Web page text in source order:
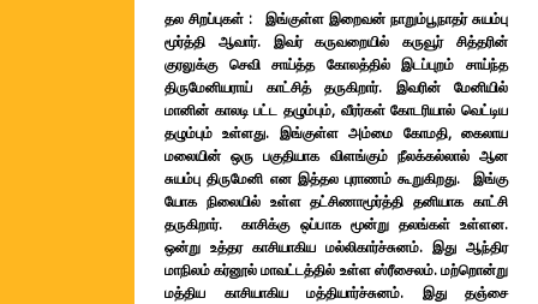
தல சிறப்புகள் : இங்குள்ள இறைவன் நாறும்பூநாதர் சுயம்பு
மூர்த்தி ஆவார். இவர் கருவறையில் கருவூர் சித்தரின்
குரலுக்கு செவி சாய்த்த கோலத்தில் இடப்புறம் சாய்ந்த
திருமேனியராய் காட்சித் தருகிறார். இவரின் மேனியில்
மானின் காலடி பட்ட தழும்பும், வீரர்கள் கோடரியால் வெட்டிய
தழும்பும் உள்ளது. இங்குள்ள அம்மை கோமதி, கைலாய
மலையின் ஒரு பகுதியாக விளங்கும் நீலக்கல்லால் ஆன
சுயம்பு திருமேனி என இத்தல புராணம் கூறுகிறது. இங்கு
யோக நிலையில் உள்ள தட்சிணாமூர்த்தி தனியாக காட்சி
தருகிறார். காசிக்கு ஒப்பாக மூன்று தலங்கள் உள்ளன.
ஒன்று உத்தர காசியாகிய மல்லிகார்ச்சுனம். இது ஆந்திர
மாநிலம் கர்னூல் மாவட்டத்தில் உள்ள ஸ்ரீசைலம். மற்றொன்று
மத்திய காசியாகிய மத்தியார்ச்சுனம். இது தஞ்சை